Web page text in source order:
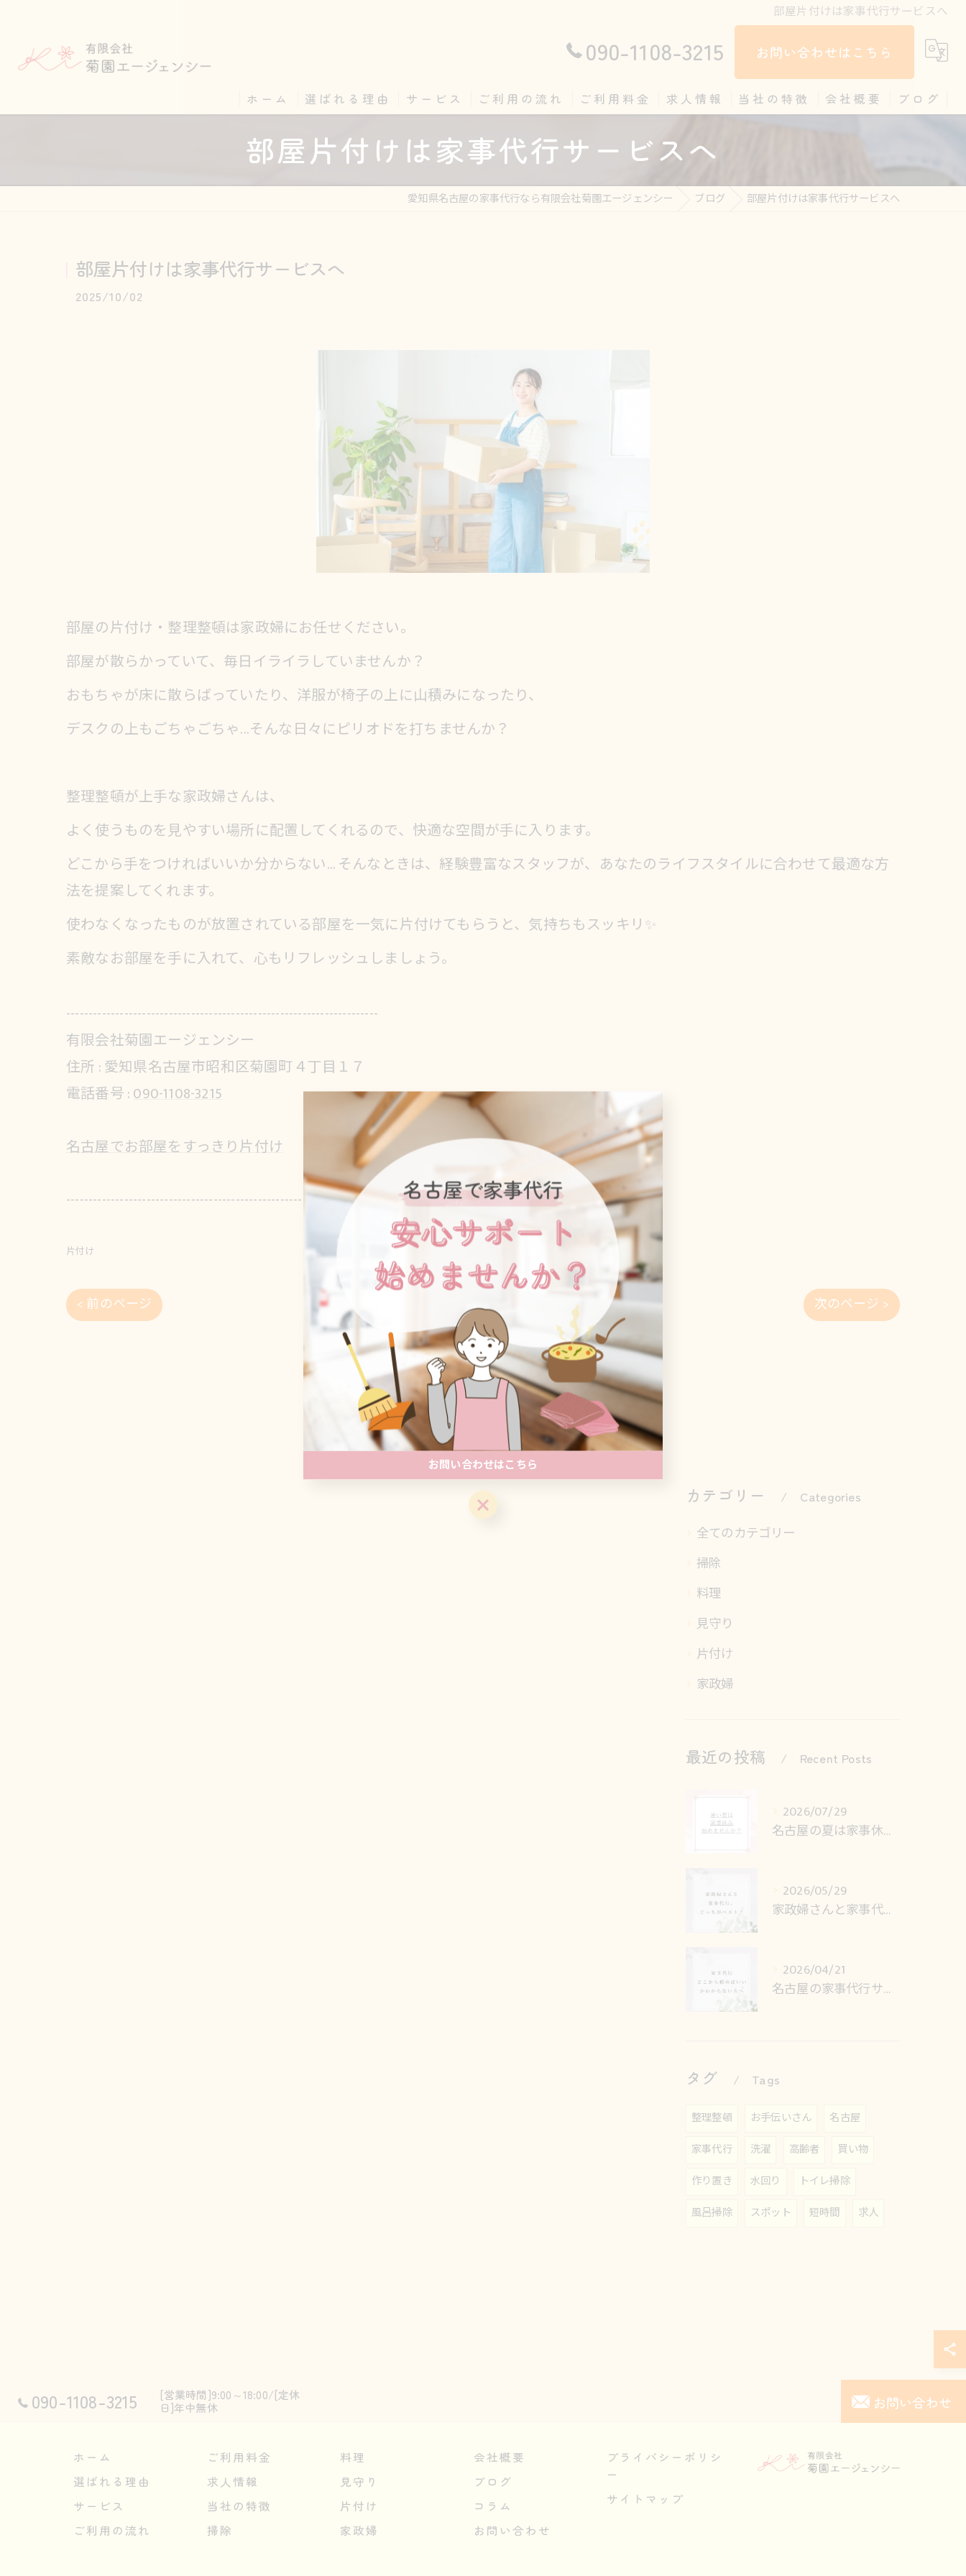
部屋片付けは家事代行サービスへ
090-1108-3215 お問い合わせはこちら
ホーム 選ばれる理由 サービス ご利用の流れ ご利用料金 求人情報 当社の特徴
料理
会社概要 ブログ
部屋片付けは家事代行サービスへ
愛知県名古屋の家事代行なら有限会社菊園エージェンシー ブログ 部屋片付けは家事代行サービスへ
部屋片付けは家事代行サービスへ
2025/10/02
部屋の片付け・整理整頓は家政婦にお任せください。
部屋が散らかっていて、毎日イライラしていませんか？
おもちゃが床に散らばっていたり、洋服が椅子の上に山積みになったり、
デスクの上もごちゃごちゃ...そんな日々にピリオドを打ちませんか？
整理整頓が上手な家政婦さんは、
よく使うものを見やすい場所に配置してくれるので、快適な空間が手に入ります。
どこから手をつければいいか分からない… そんなときは、経験豊富なスタッフが、あなたのライフスタイルに合わせて最適な方
法を提案してくれます。
使わなくなったものが放置されている部屋を一気に片付けてもらうと、気持ちもスッキリ✨
素敵なお部屋を手に入れて、心もリフレッシュしましょう。
----------------------------------------------------------------------
有限会社菊園エージェンシー
住所 :愛知県名古屋市昭和区菊園町４丁目１７
電話番号 :090-1108-3215
名古屋でお部屋をすっきり片付け
----------------------------------------------------------------------
片付け
< 前のページ 一覧に戻る 次のページ >
関連タグ
#整理整頓 #家事代行
カテゴリー Categories
全てのカテゴリー
掃除
料理
見守り
片付け
家政婦
最近の投稿 Recent Posts
2026/07/29
名古屋の夏は家事休みで快適に
2026/05/29
家政婦さんと家事代行、どっちがベスト？
2026/04/21
名古屋の家事代行サービス、何から頼めばいいかわからない方へ
タグ Tags
整理整頓 お手伝いさん
名古屋
家事代行
洗濯 高齢者
買い物
作り置き
水回り
トイレ掃除
風呂掃除
スポット 短時間 求人
090-1108-3215
[営業時間]9:00～18:00/[定休
日]年中無休
お問い合わせ
ホーム
選ばれる理由
サービス
ご利用の流れ
ご利用料金
求人情報
当社の特徴
掃除
料理
見守り
片付け
家政婦
会社概要
ブログ
コラム
お問い合わせ
プライバシーポリシ
ー
サイトマップ
お問い合わせはこちら
お問い合わせはこちら